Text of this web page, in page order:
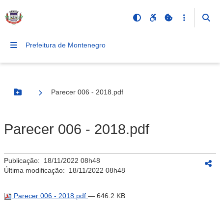
Prefeitura de Montenegro
Botão Menu
Parecer 006 - 2018.pdf
Parecer 006 - 2018.pdf
Publicação: 18/11/2022 08h48
Última modificação: 18/11/2022 08h48
Parecer 006 - 2018.pdf — 646.2 KB